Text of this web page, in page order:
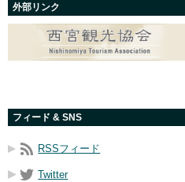
外部リンク
フィード & SNS
RSSフィード
Twitter